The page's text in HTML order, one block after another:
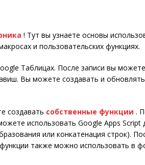
! Тут вы узнаете основы
и пользовательских функциях.
Таблицах. После записи вы
Вы можете создавать и
создавать собственные функции .
использовать Google Apps Script
или конкатенация строк).
также можно использовать в